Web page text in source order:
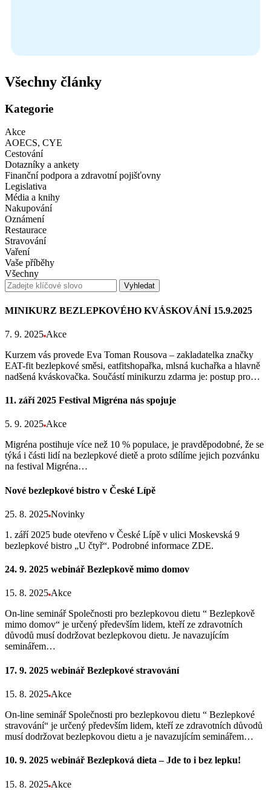
Všechny články
Kategorie
Akce
AOECS, CYE
Cestování
Dotazníky a ankety
Finanční podpora a zdravotní pojišťovny
Legislativa
Média a knihy
Nakupování
Oznámení
Restaurace
Stravování
Vaření
Vaše příběhy
Všechny
Vyhledat
MINIKURZ BEZLEPKOVÉHO KVÁSKOVÁNÍ 15.9.2025
7. 9. 2025 Akce
Kurzem vás provede Eva Toman Rousova – zakladatelka značky
EAT-fit bezlepkové směsi, eatfitshopařka, mlsná kuchařka a hlavně
nadšená kváskovačka. Součástí minikurzu zdarma je: postup pro…
11. září 2025 Festival Migréna nás spojuje
5. 9. 2025 Akce
Migréna postihuje více než 10 % populace, je pravděpodobné, že se
týká i části lidí na bezlepkové dietě a proto sdílíme jejich pozvánku
na festival Migréna…
Nové bezlepkové bistro v České Lípě
25. 8. 2025 Novinky
1. září 2025 bude otevřeno v České Lípě v ulici Moskevská 9
bezlepkové bistro „U čtyř“. Podrobné informace ZDE.
24. 9. 2025 webinář Bezlepkově mimo domov
15. 8. 2025 Akce
On-line seminář Společnosti pro bezlepkovou dietu “ Bezlepkově
mimo domov“ je určený především lidem, kteří ze zdravotních
důvodů musí dodržovat bezlepkovou dietu. Je navazujícím
seminářem…
17. 9. 2025 webinář Bezlepkové stravování
15. 8. 2025 Akce
On-line seminář Společnosti pro bezlepkovou dietu “ Bezlepkové
stravování“ je určený především lidem, kteří ze zdravotních důvodů
musí dodržovat bezlepkovou dietu a je navazujícím seminářem…
10. 9. 2025 webinář Bezlepková dieta – Jde to i bez lepku!
15. 8. 2025 Akce